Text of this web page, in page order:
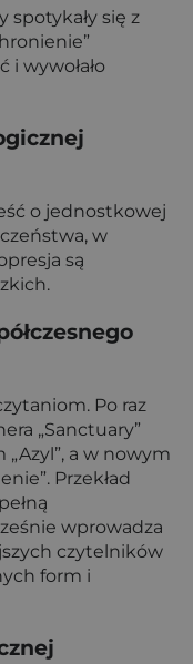
spotykały się z
i wywołało
o jednostkowej
w
są
Po raz
„Sanctuary”
„Azyl”, a w nowym
Przekład
wprowadza
czytelników
form i